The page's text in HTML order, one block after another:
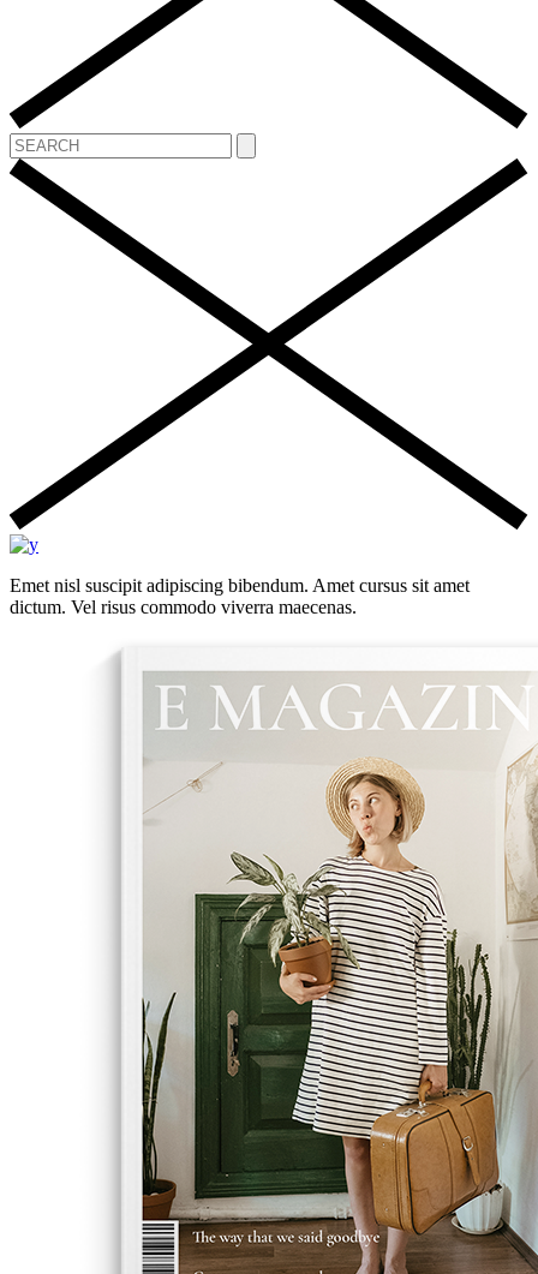
Emet nisl suscipit adipiscing bibendum. Amet cursus sit amet
dictum. Vel risus commodo viverra maecenas.